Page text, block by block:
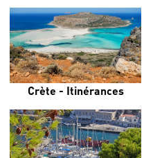
Crète - Itinérances